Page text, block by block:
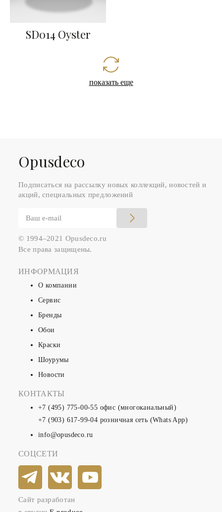
SD014 Oyster
показать еще
Оpusdeco
Подписаться на рассылку новых коллекций, новостей и
акций, специальных предложений
© 1994–2021 Opusdeco.ru
Все права защищены.
ИНФОРМАЦИЯ
О компании
Сервис
Бренды
Обои
Краски
Шоурумы
Новости
КОНТАКТЫ
+7 (495) 775-00-55 офис (многоканальный)
+7 (903) 617-99-04 розничная сеть (Whats App)
info@opusdeco.ru
СОЦСЕТИ
Сайт разработан